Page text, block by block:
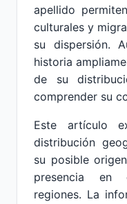
apellido
culturales y
su dispersión.
historia
de su
comprender su
Este artículo
distribución
su posible
presencia en
regiones. La